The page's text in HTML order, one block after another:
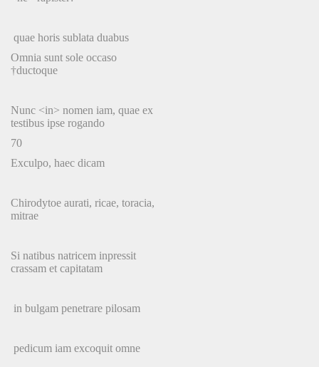
quae horis sublata duabus
Omnia sunt sole occaso
†ductoque
Nunc <in> nomen iam, quae ex
testibus ipse rogando
70
Exculpo, haec dicam
Chirodytoe aurati, ricae, toracia,
mitrae
Si natibus natricem inpressit
crassam et capitatam
in bulgam penetrare pilosam
pedicum iam excoquit omne